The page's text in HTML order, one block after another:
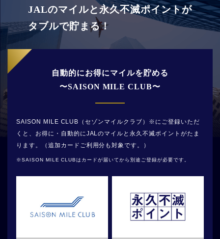
JALのマイルと永久不滅ポイントが
タブルで貯まる！
自動的にお得にマイルを貯める
〜SAISON MILE CLUB〜
SAISON MILE CLUB（セゾンマイルクラブ）※にご登録いただ
くと、お得に・自動的にJALのマイルと永久不滅ポイントがたま
ります。（追加カードご利用分も対象です。）
SAISON MILE CLUBはカードが届いてから別途ご登録が必要です。